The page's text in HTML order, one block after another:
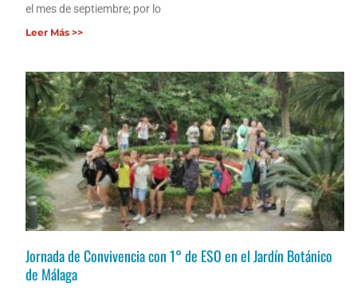
el mes de septiembre; por lo
Leer Más >>
Jornada de Convivencia con 1° de ESO en el Jardín Botánico
de Málaga